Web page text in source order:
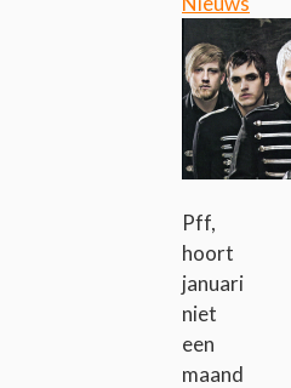
Pff,
hoort
januari
niet
een
maand